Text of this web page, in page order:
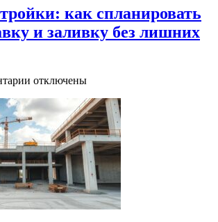
как спланировать
и заливку без лишних
к
Бетон
для
стройки:
как
спланировать
заказ,
доставку
и
заливку
отключены